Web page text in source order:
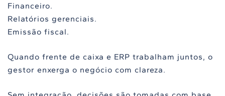
Financeiro.
Relatórios gerenciais.
Emissão fiscal.
Quando frente de caixa e ERP trabalham juntos, o
gestor enxerga o negócio com clareza.